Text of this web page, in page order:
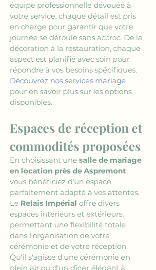
équipe professionnelle dévouée à
votre service, chaque détail est pris
en charge pour garantir que votre
journée se déroule sans accroc. De la
décoration à la restauration, chaque
aspect est planifié avec soin pour
répondre à vos besoins spécifiques.
Découvrez nos services mariage
pour en savoir plus sur les options
disponibles.
Espaces de réception et
commodités proposées
En choisissant une salle de mariage
en location près de Aspremont,
vous bénéficiez d’un espace
parfaitement adapté à vos attentes.
Le Relais Impérial offre divers
espaces intérieurs et extérieurs,
permettant une flexibilité totale
dans l'organisation de votre
cérémonie et de votre réception.
Qu'il s'agisse d'une cérémonie en
plein air ou d'un dîner élégant à